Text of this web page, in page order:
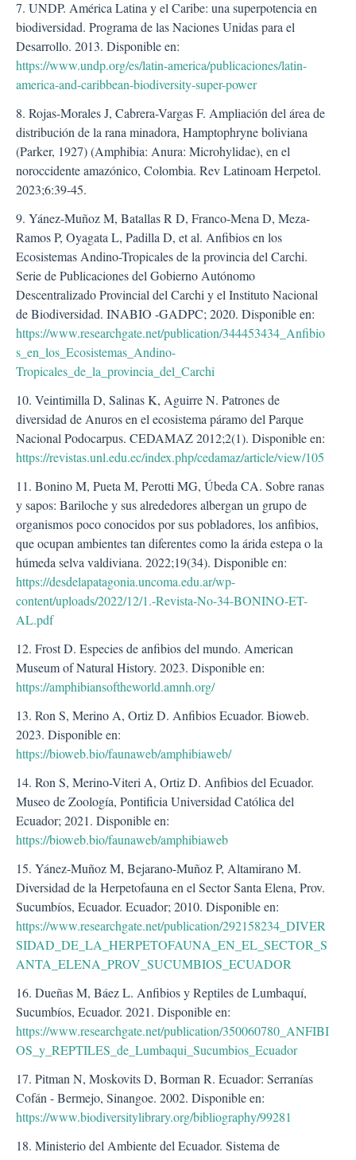
7. UNDP. América Latina y el Caribe: una superpotencia en
biodiversidad. Programa de las Naciones Unidas para el
Desarrollo. 2013. Disponible en:
https://www.undp.org/es/latin-america/publicaciones/latin-
america-and-caribbean-biodiversity-super-power
8. Rojas-Morales J, Cabrera-Vargas F. Ampliación del área de
distribución de la rana minadora, Hamptophryne boliviana
(Parker, 1927) (Amphibia: Anura: Microhylidae), en el
noroccidente amazónico, Colombia. Rev Latinoam Herpetol.
2023;6:39-45.
9. Yánez-Muñoz M, Batallas R D, Franco-Mena D, Meza-
Ramos P, Oyagata L, Padilla D, et al. Anfibios en los
Ecosistemas Andino-Tropicales de la provincia del Carchi.
Serie de Publicaciones del Gobierno Autónomo
Descentralizado Provincial del Carchi y el Instituto Nacional
de Biodiversidad. INABIO -GADPC; 2020. Disponible en:
https://www.researchgate.net/publication/344453434_Anfibio
s_en_los_Ecosistemas_Andino-
Tropicales_de_la_provincia_del_Carchi
10. Veintimilla D, Salinas K, Aguirre N. Patrones de
diversidad de Anuros en el ecosistema páramo del Parque
Nacional Podocarpus. CEDAMAZ 2012;2(1). Disponible en:
https://revistas.unl.edu.ec/index.php/cedamaz/article/view/105
11. Bonino M, Pueta M, Perotti MG, Úbeda CA. Sobre ranas
y sapos: Bariloche y sus alrededores albergan un grupo de
organismos poco conocidos por sus pobladores, los anfibios,
que ocupan ambientes tan diferentes como la árida estepa o la
húmeda selva valdiviana. 2022;19(34). Disponible en:
https://desdelapatagonia.uncoma.edu.ar/wp-
content/uploads/2022/12/1.-Revista-No-34-BONINO-ET-
AL.pdf
12. Frost D. Especies de anfibios del mundo. American
Museum of Natural History. 2023. Disponible en:
https://amphibiansoftheworld.amnh.org/
13. Ron S, Merino A, Ortiz D. Anfibios Ecuador. Bioweb.
2023. Disponible en:
https://bioweb.bio/faunaweb/amphibiaweb/
14. Ron S, Merino-Viteri A, Ortiz D. Anfibios del Ecuador.
Museo de Zoología, Pontificia Universidad Católica del
Ecuador; 2021. Disponible en:
https://bioweb.bio/faunaweb/amphibiaweb
15. Yánez-Muñoz M, Bejarano-Muñoz P, Altamirano M.
Diversidad de la Herpetofauna en el Sector Santa Elena, Prov.
Sucumbíos, Ecuador. Ecuador; 2010. Disponible en:
https://www.researchgate.net/publication/292158234_DIVER
SIDAD_DE_LA_HERPETOFAUNA_EN_EL_SECTOR_S
ANTA_ELENA_PROV_SUCUMBIOS_ECUADOR
16. Dueñas M, Báez L. Anfibios y Reptiles de Lumbaquí,
Sucumbíos, Ecuador. 2021. Disponible en:
https://www.researchgate.net/publication/350060780_ANFIBI
OS_y_REPTILES_de_Lumbaqui_Sucumbios_Ecuador
17. Pitman N, Moskovits D, Borman R. Ecuador: Serranías
Cofán - Bermejo, Sinangoe. 2002. Disponible en:
https://www.biodiversitylibrary.org/bibliography/99281
18. Ministerio del Ambiente del Ecuador. Sistema de